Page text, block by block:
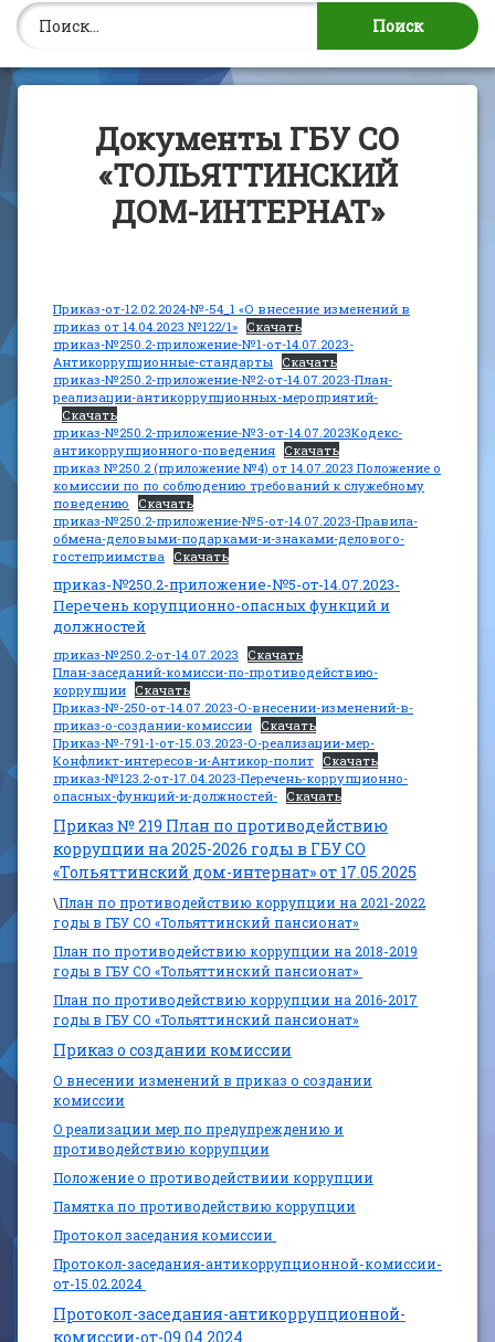
Найти:
Документы ГБУ СО
«ТОЛЬЯТТИНСКИЙ
ДОМ-ИНТЕРНАТ»
Приказ-от-12.02.2024-№-54_1 «О внесение изменений в
приказ от 14.04.2023 №122/1» Скачать
приказ-№250.2-приложение-№1-от-14.07.2023-
Антикоррупционные-стандарты Скачать
приказ-№250.2-приложение-№2-от-14.07.2023-План-
реализации-антикоррупционных-мероприятий-
Скачать
приказ-№250.2-приложение-№3-от-14.07.2023Кодекс-
антикоррупционного-поведения Скачать
приказ №250.2 (приложение №4) от 14.07.2023 Положение о
комиссии по по соблюдению требований к служебному
поведению
Скачать
приказ-№250.2-приложение-№5-от-14.07.2023-Правила-
обмена-деловыми-подарками-и-знаками-делового-
гостеприимства Скачать
приказ-№250.2-приложение-№5-от-14.07.2023-
Перечень корупционно-опасных функций и
должностей
приказ-№250.2-от-14.07.2023
Скачать
План-заседаний-комисси-по-противодействию-
коррупции Скачать
Приказ-№-250-от-14.07.2023-О-внесении-изменений-в-
приказ-о-создании-комиссии Скачать
Приказ-№-791-1-от-15.03.2023-О-реализации-мер-
Конфликт-интересов-и-Антикор-полит Скачать
приказ-№123.2-от-17.04.2023-Перечень-коррупционно-
опасных-функций-и-должностей- Скачать
Приказ № 219 План по противодействию
коррупции на 2025-2026 годы в ГБУ СО
«Тольяттинский дом-интернат» от 17.05.2025
\План по противодействию коррупции на 2021-2022
годы в ГБУ СО «Тольяттинский пансионат»
План по противодействию коррупции на 2018-2019
годы в ГБУ СО «Тольяттинский пансионат»
План по противодействию коррупции на 2016-2017
годы в ГБУ СО «Тольяттинский пансионат»
Приказ о создании комиссии
О внесении изменений в приказ о создании
комиссии
О реализации мер по предупреждению и
противодействию коррупции
Положение о противодействиии коррупции
Памятка по противодействию коррупции
Протокол заседания комиссии
Протокол-заседания-антикоррупционной-комиссии-
от-15.02.2024
Протокол-заседания-антикоррупционной-
комиссии-от-09.04.2024